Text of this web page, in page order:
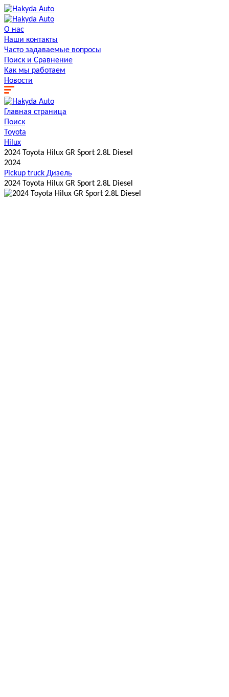
О нас
Наши контакты
Часто задаваемые вопросы
Поиск и Сравнение
Как мы работаем
Новости
Главная страница
Поиск
Toyota
Hilux
2024 Toyota Hilux GR Sport 2.8L Diesel
2024
Pickup truck Дизель
2024 Toyota Hilux GR Sport 2.8L Diesel